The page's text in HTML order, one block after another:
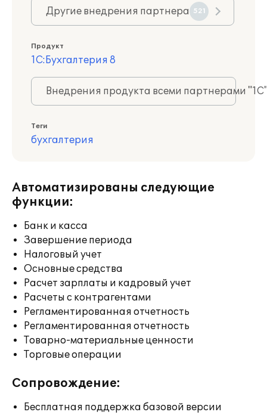
Другие внедрения партнера 521
Продукт
1С:Бухгалтерия 8
Внедрения продукта всеми партнерами
Теги
бухгалтерия
Автоматизированы следующие
функции:
Банк и касса
Завершение периода
Налоговый учет
Основные средства
Расчет зарплаты и кадровый учет
Расчеты с контрагентами
Регламентированная отчетность
Регламентированная отчетность
Товарно-материальные ценности
Торговые операции
Сопровождение:
Бесплатная поддержка базовой версии